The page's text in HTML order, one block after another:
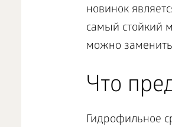
новинок
самый стойкий
можно
Что
Гидрофильное